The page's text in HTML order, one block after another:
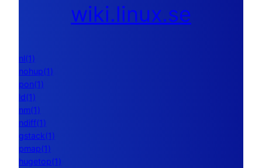
wiki.linux.se
nl(1)
nohup(1)
pon(1)
ld(1)
nm(1)
ndiff(1)
gstack(1)
pmap(1)
hugetop(1)